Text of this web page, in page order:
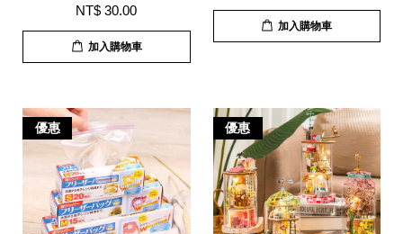
NT$ 30.00
加入購物車
加入購物車
優惠 優惠